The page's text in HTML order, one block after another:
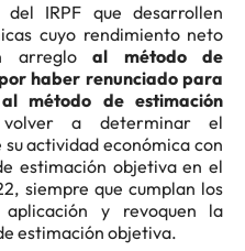
del IRPF que desarrollen
cuyo rendimiento neto
arregloal método de
haber renunciado para
método de estimación
a determinar el
actividad económica con
estimación objetiva en el
siempre que cumplan los
y revoquen la
estimación objetiva.